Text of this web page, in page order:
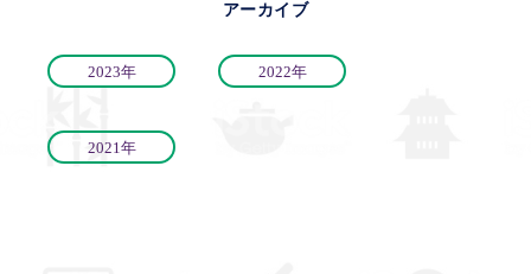
アーカイブ
2023年 2022年
2021年